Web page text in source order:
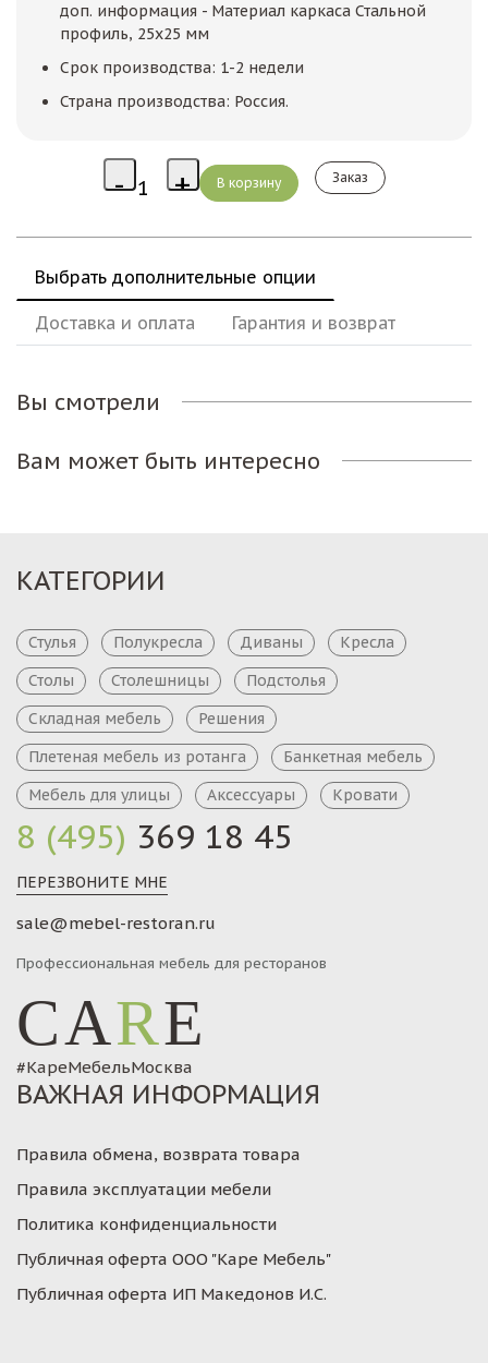
доп. информация - Материал каркаса Стальной
профиль, 25х25 мм
Срок производства: 1-2 недели
Страна производства: Россия.
Заказ
Выбрать дополнительные опции
Доставка и оплата Гарантия и возврат
Вы смотрели
Вам может быть интересно
8 (495) 369 18 45
ПЕРЕЗВОНИТЕ МНЕ
sale@mebel-restoran.ru
Профессиональная мебель для ресторанов
CARE
#КареМебельМосква
КАТЕГОРИИ
Стулья Полукресла Диваны
Кресла
Столы
Столешницы
Подстолья
Складная мебель
Решения
Плетеная мебель из ротанга
Банкетная мебель
Мебель для улицы
Аксессуары Кровати
ВАЖНАЯ ИНФОРМАЦИЯ
Правила обмена, возврата товара
Правила эксплуатации мебели
Политика конфиденциальности
Публичная оферта ООО "Каре Мебель"
Публичная оферта ИП Македонов И.С.